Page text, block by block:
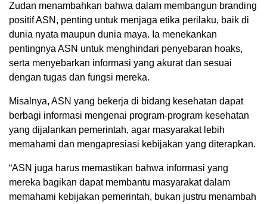
Zudan menambahkan bahwa dalam membangun branding
positif ASN, penting untuk menjaga etika perilaku, baik di
dunia nyata maupun dunia maya. Ia menekankan
pentingnya ASN untuk menghindari penyebaran hoaks,
serta menyebarkan informasi yang akurat dan sesuai
dengan tugas dan fungsi mereka.
Misalnya, ASN yang bekerja di bidang kesehatan dapat
berbagi informasi mengenai program-program kesehatan
yang dijalankan pemerintah, agar masyarakat lebih
memahami dan mengapresiasi kebijakan yang diterapkan.
“ASN juga harus memastikan bahwa informasi yang
mereka bagikan dapat membantu masyarakat dalam
memahami kebijakan pemerintah, bukan justru menambah